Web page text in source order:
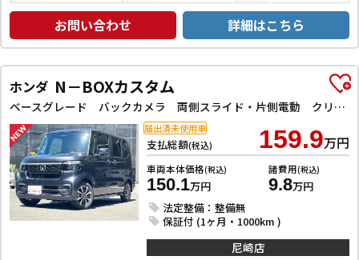
お問い合わせ 詳細はこちら
ホンダ N－BOXカスタム
ベースグレード バックカメラ 両側スライド・片側電動 クリアランスソナー レーンアシスト オートライト スマートキー 電動格納ミラー CVT ESC USB チップアップシート アルミホイール エアコン
支払総額(税込) 159.9万円
車両本体価格(税込)
150.1万円
諸費用(税込)
9.8万円
法定整備：整備無
保証付 (1ヶ月・1000km )
届出済未使用車
尼崎店